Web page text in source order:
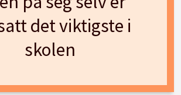
det viktigste i
skolen